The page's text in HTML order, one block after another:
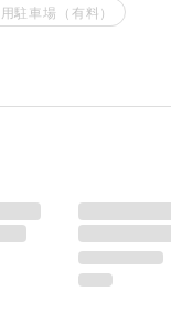
駐車場（有料）